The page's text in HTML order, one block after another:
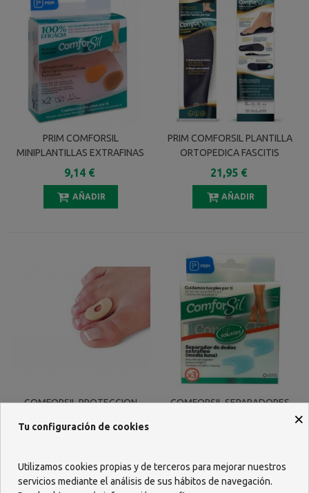
PRIM COMFORSIL
MINIPLANTILLAS EXTRAFINAS
DESCANSO FORRADAS
ANTIDESLIZANTES CCF401 1
PAR
9,14 €
AÑADIR
PRIM COMFORSIL PLANTILLA
ORTOPEDICA FASCITIS
PLANTAR TALLA S 35-38 1
PAR
21,95 €
AÑADIR
COMFORSIL PROTECCION
AUTOADHESIVO 4 U
AÑADIR
COMFORSIL SEPARADORES
AÑADIR
×
Tu configuración de cookies
Utilizamos cookies propias y de terceros para mejorar nuestros
servicios mediante el análisis de sus hábitos de navegación.